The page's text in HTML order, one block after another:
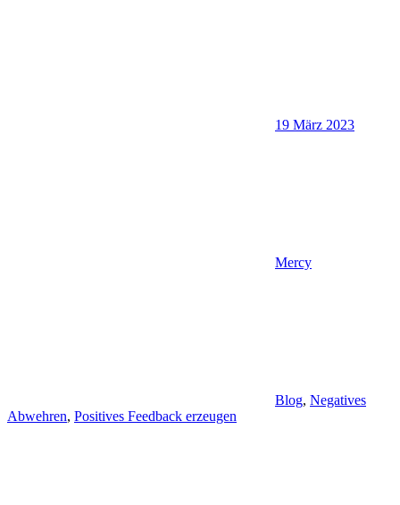
19 März 2023
Mercy
Blog, Negatives
Abwehren, Positives Feedback erzeugen